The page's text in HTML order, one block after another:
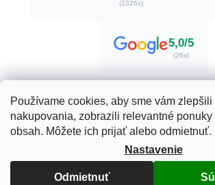
Používame cookies, aby sme vám zlepšili
nakupovania, zobrazili relevantné
obsah. Môžete ich prijať alebo odmietnuť.
Nastavenie
Odmietnuť
(2326x)
5,0/5
(26x)
Vytvoril Shoptet
Copyright 2026Herbatica.sk. Všetky
Upraviť nastavenie